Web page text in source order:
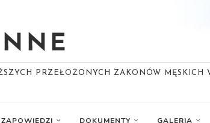
PRZEŁOŻONYCH ZAKONÓW MĘSKICH
ZAPOWIEDZI DOKUMENTY GALERIA